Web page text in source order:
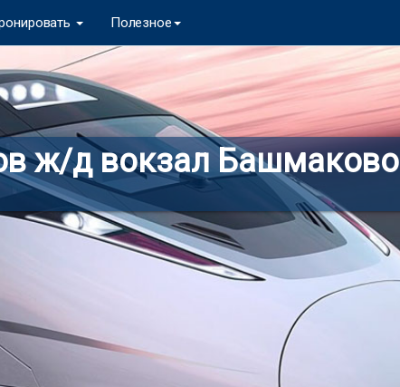
Полезное
ж/д вокзал Башмаково